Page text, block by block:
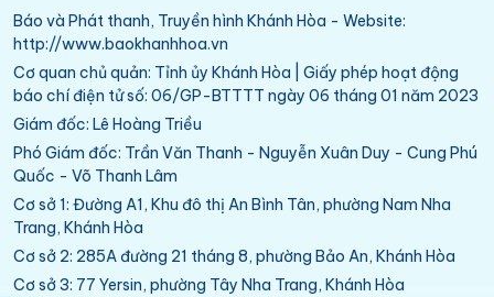
Báo và Phát thanh, Truyền hình Khánh Hòa - Website:
http://www.baokhanhhoa.vn
Cơ quan chủ quản: Tỉnh ủy Khánh Hòa | Giấy phép hoạt động
báo chí điện tử số: 06/GP-BTTTT ngày 06 tháng 01 năm 2023
Giám đốc: Lê Hoàng Triều
Phó Giám đốc: Trần Văn Thanh - Nguyễn Xuân Duy - Cung Phú
Quốc - Võ Thanh Lâm
Cơ sở 1: Đường A1, Khu đô thị An Bình Tân, phường Nam Nha
Trang, Khánh Hòa
Cơ sở 2: 285A đường 21 tháng 8, phường Bảo An, Khánh Hòa
Cơ sở 3: 77 Yersin, phường Tây Nha Trang, Khánh Hòa